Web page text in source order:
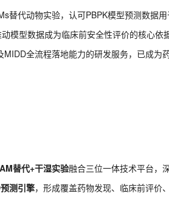
替代动物实验，认可PBPK模型预测数据
模型数据成为临床前安全性评价的核心依
全流程落地能力的研发服务，已成为
替代+干湿实验融合三位一体技术平台，
测引擎，形成覆盖药物发现、临床前评价